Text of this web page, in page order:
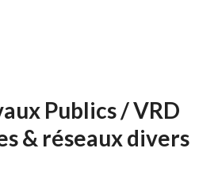
Publics / VRD
& réseaux divers